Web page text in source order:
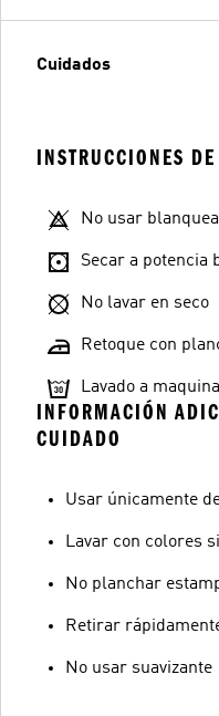
Cuidados
INSTRUCCIONES
No usar
Secar a potencia
No lavar en seco
Retoque con
Lavado a
INFORMACIÓN
CUIDADO
Usar únicamente
Lavar con colores
No planchar
Retirar
No usar suavizante